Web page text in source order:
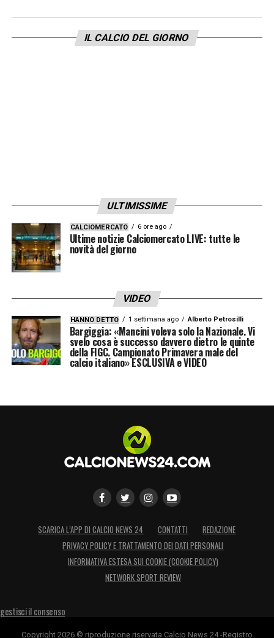
LA PLAYLIST DELLE NOSTRE TOP NEWS
IL CALCIO DEL GIORNO
ULTIMISSIME
CALCIOMERCATO 6 ore ago
Ultime notizie Calciomercato LIVE: tutte le
novità del giorno
VIDEO
HANNO DETTO 1 settimana ago Alberto Petrosilli
Bargiggia: «Mancini voleva solo la Nazionale. Vi
svelo cosa è successo davvero dietro le quinte
della FIGC. Campionato Primavera male del
calcio italiano» ESCLUSIVA e VIDEO
SCARICA L’APP DI CALCIO NEWS 24 CONTATTI
REDAZIONE
PRIVACY POLICY E TRATTAMENTO DEI DATI PERSONALI
INFORMATIVA ESTESA SUI COOKIE (COOKIE POLICY)
NETWORK SPORT REVIEW
gestisci il consenso
Copyright 2026 © riproduzione riservata Calcio News 24 -Registro